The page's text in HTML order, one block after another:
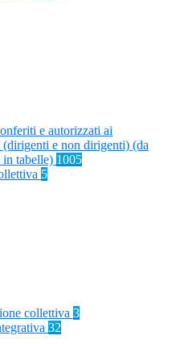
e autorizzati ai
(dirigenti e non dirigenti) (da
in tabelle) 1005
5
collettiva 3
32